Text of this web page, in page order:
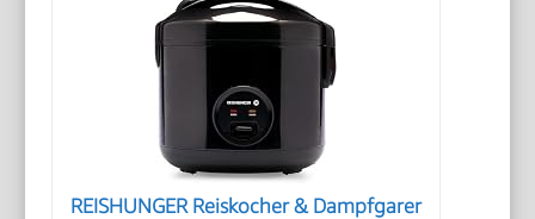
REISHUNGER Reiskocher & Dampfgarer